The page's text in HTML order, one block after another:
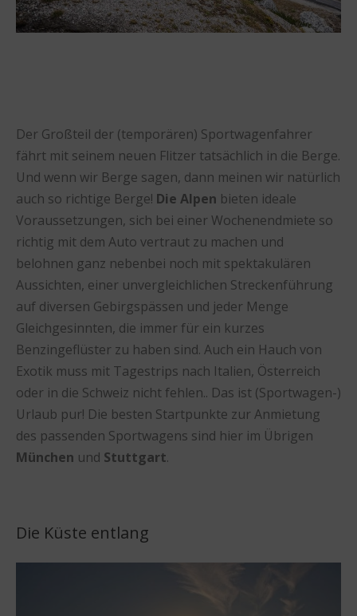
Der Großteil der (temporären) Sportwagenfahrer
fährt mit seinem neuen Flitzer tatsächlich in die Berge.
Und wenn wir Berge sagen, dann meinen wir natürlich
auch so richtige Berge! Die Alpen bieten ideale
Voraussetzungen, sich bei einer Wochenendmiete so
richtig mit dem Auto vertraut zu machen und
belohnen ganz nebenbei noch mit spektakulären
Aussichten, einer unvergleichlichen Streckenführung
auf diversen Gebirgspässen und jeder Menge
Gleichgesinnten, die immer für ein kurzes
Benzingeflüster zu haben sind. Auch ein Hauch von
Exotik muss mit Tagestrips nach Italien, Österreich
oder in die Schweiz nicht fehlen.. Das ist (Sportwagen-)
Urlaub pur! Die besten Startpunkte zur Anmietung
des passenden Sportwagens sind hier im Übrigen
München und Stuttgart.
Die Küste entlang